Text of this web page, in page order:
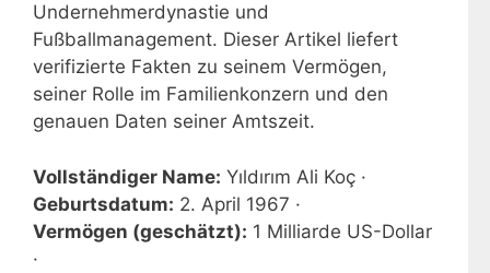
Undernehmerdynastie und
Fußballmanagement. Dieser Artikel liefert
verifizierte Fakten zu seinem Vermögen,
seiner Rolle im Familienkonzern und den
genauen Daten seiner Amtszeit.
Vollständiger Name: Yıldırım Ali Koç ·
Geburtsdatum: 2. April 1967 ·
Vermögen (geschätzt): 1 Milliarde US-Dollar
·